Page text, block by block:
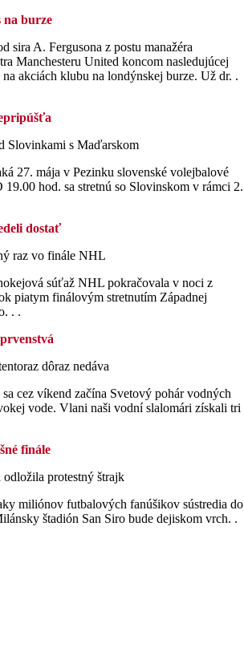
na burze
sira A. Fergusona z postu manažéra
Manchesteru United koncom nasledujúcej
na akciách klubu na londýnskej burze. Už dr. .
Slovinkami s Maďarskom
27. mája v Pezinku slovenské volejbalové
19.00 hod. sa stretnú so Slovinskom v rámci 2.
dostať
raz vo finále NHL
súťaž NHL pokračovala v noci z
piatym finálovým stretnutím Západnej
. .
dôraz nedáva
cez víkend začína Svetový pohár vodných
vode. Vlani naši vodní slalomári získali tri
finále
protestný štrajk
miliónov futbalových fanúšikov sústredia do
štadión San Siro bude dejiskom vrch. .